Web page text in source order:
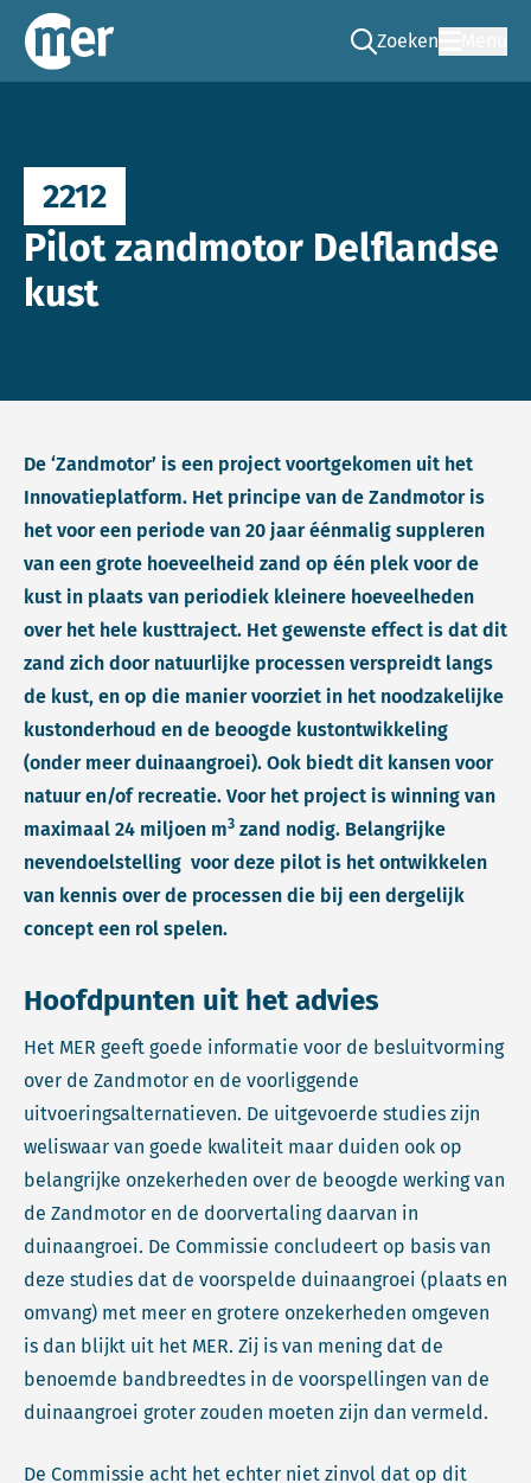
Commissie mer
Zoeken
Ga naar de zoek
2212
Pilot zandmotor Delflandse
kust
De ‘Zandmotor’ is een project voortgekomen uit het
Innovatieplatform. Het principe van de Zandmotor is
het voor een periode van 20 jaar éénmalig suppleren
van een grote hoeveelheid zand op één plek voor de
kust in plaats van periodiek kleinere hoeveelheden
over het hele kusttraject. Het gewenste effect is dat dit
zand zich door natuurlijke processen verspreidt langs
de kust, en op die manier voorziet in het noodzakelijke
kustonderhoud en de beoogde kustontwikkeling
(onder meer duinaangroei). Ook biedt dit kansen voor
natuur en/of recreatie. Voor het project is winning van
maximaal 24 miljoen m3 zand nodig. Belangrijke
nevendoelstelling voor deze pilot is het ontwikkelen
van kennis over de processen die bij een dergelijk
concept een rol spelen.
Hoofdpunten uit het advies
Het MER geeft goede informatie voor de besluitvorming
over de Zandmotor en de voorliggende
uitvoeringsalternatieven. De uitgevoerde studies zijn
weliswaar van goede kwaliteit maar duiden ook op
belangrijke onzekerheden over de beoogde werking van
de Zandmotor en de doorvertaling daarvan in
duinaangroei. De Commissie concludeert op basis van
deze studies dat de voorspelde duinaangroei (plaats en
omvang) met meer en grotere onzekerheden omgeven
is dan blijkt uit het MER. Zij is van mening dat de
benoemde bandbreedtes in de voorspellingen van de
duinaangroei groter zouden moeten zijn dan vermeld.
De Commissie acht het echter niet zinvol dat op dit